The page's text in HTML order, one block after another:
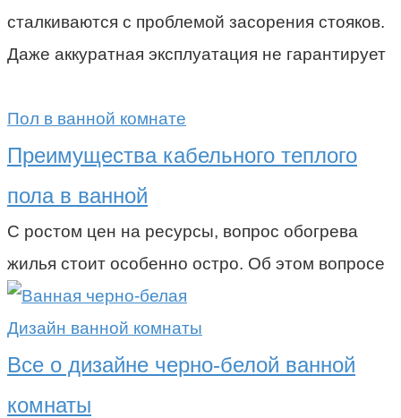
сталкиваются с проблемой засорения стояков.
Даже аккуратная эксплуатация не гарантирует
Пол в ванной комнате
Преимущества кабельного теплого
пола в ванной
С ростом цен на ресурсы, вопрос обогрева
жилья стоит особенно остро. Об этом вопросе
Дизайн ванной комнаты
Все о дизайне черно-белой ванной
комнаты